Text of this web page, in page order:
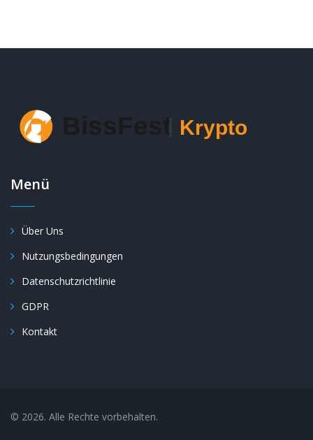
Menü
Über Uns
Nutzungsbedingungen
Datenschutzrichtlinie
GDPR
Kontakt
© 2026. Alle Rechte vorbehalten.